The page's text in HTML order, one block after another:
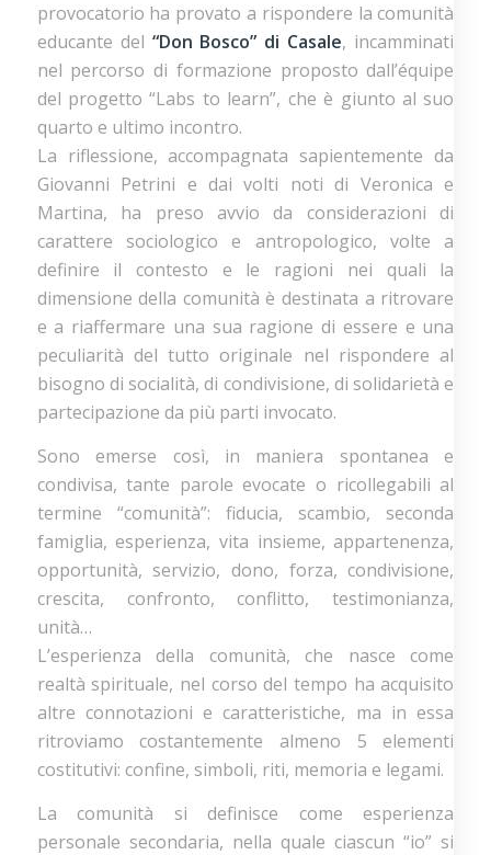
provocatorio ha provato a rispondere la comunità
educante del “Don Bosco” di Casale, incamminati
nel percorso di formazione proposto dall’équipe
del progetto “Labs to learn”, che è giunto al suo
quarto e ultimo incontro.
La riflessione, accompagnata sapientemente da
Giovanni Petrini e dai volti noti di Veronica e
Martina, ha preso avvio da considerazioni di
carattere sociologico e antropologico, volte a
definire il contesto e le ragioni nei quali la
dimensione della comunità è destinata a ritrovare
e a riaffermare una sua ragione di essere e una
peculiarità del tutto originale nel rispondere al
bisogno di socialità, di condivisione, di solidarietà e
partecipazione da più parti invocato.
Sono emerse così, in maniera spontanea e
condivisa, tante parole evocate o ricollegabili al
termine “comunità”: fiducia, scambio, seconda
famiglia, esperienza, vita insieme, appartenenza,
opportunità, servizio, dono, forza, condivisione,
crescita, confronto, conflitto, testimonianza,
unità…
L’esperienza della comunità, che nasce come
realtà spirituale, nel corso del tempo ha acquisito
altre connotazioni e caratteristiche, ma in essa
ritroviamo costantemente almeno 5 elementi
costitutivi: confine, simboli, riti, memoria e legami.
La comunità si definisce come esperienza
personale secondaria, nella quale ciascun “io” si